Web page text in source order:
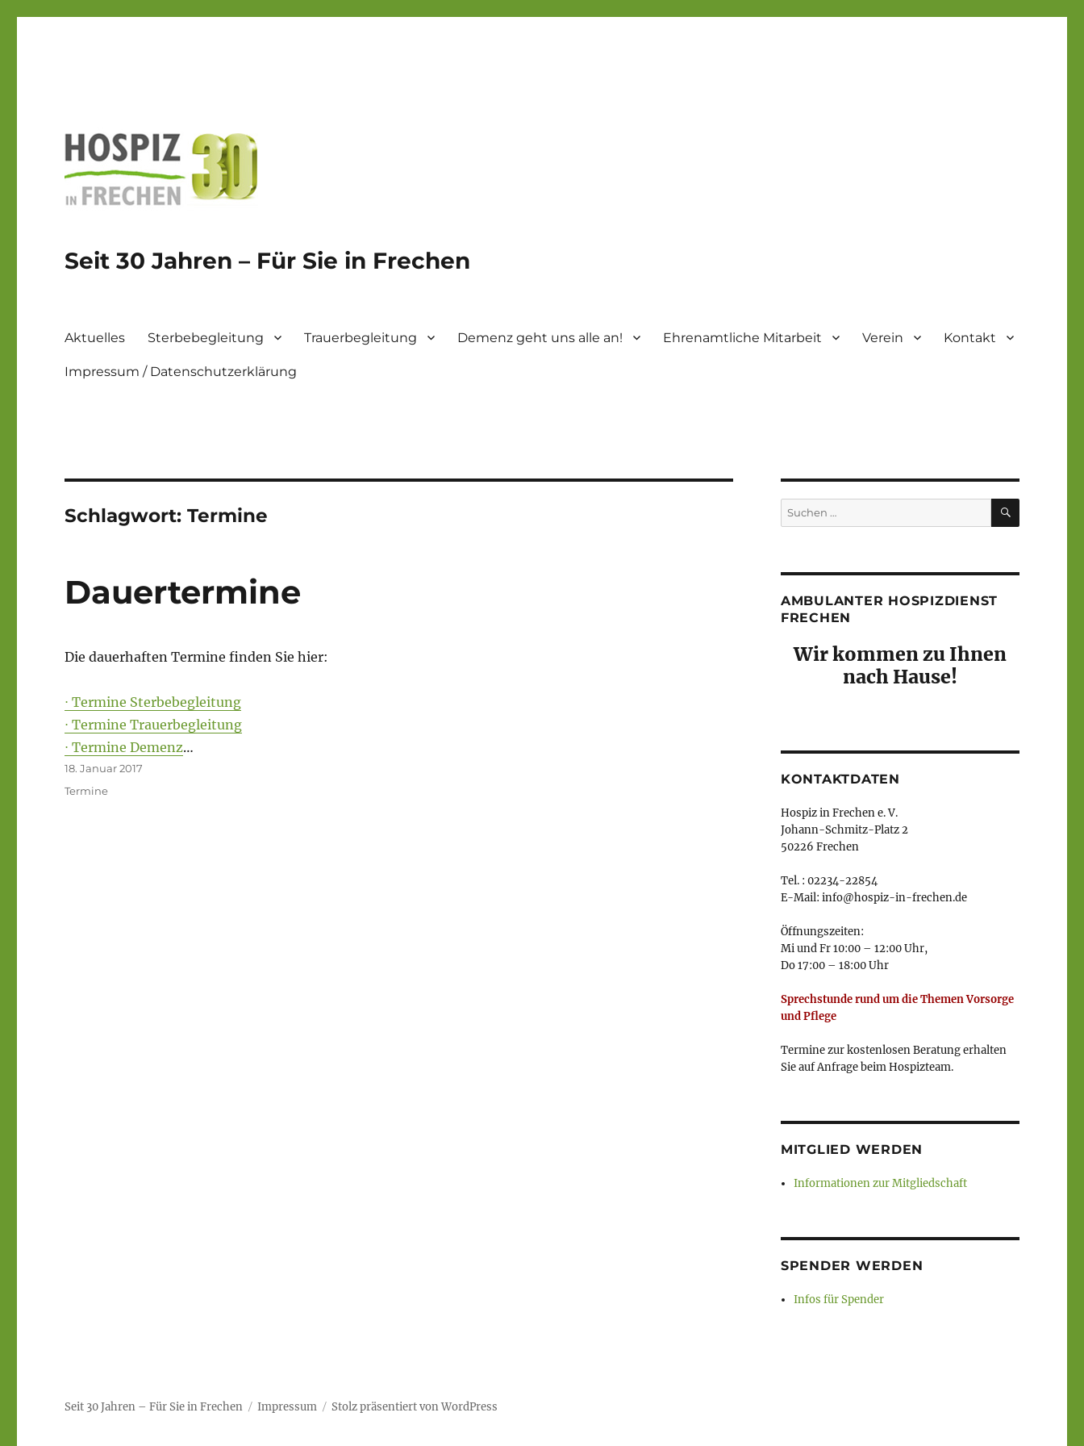
Seit 30 Jahren – Für Sie in Frechen
Aktuelles Sterbebegleitung Trauerbegleitung Demenz geht uns alle an! Ehrenamtliche Mitarbeit Verein Kontakt
Impressum / Datenschutzerklärung
Schlagwort:Termine
Dauertermine
Die dauerhaften Termine finden Sie hier:
⋅ Termine Sterbebegleitung
⋅ Termine Trauerbegleitung
⋅ Termine Demenz…
Veröffentlicht
18. Januar 2017
Schlagwörter
Termine
Suchen
nach:
SUCHEN
AMBULANTER HOSPIZDIENST
FRECHEN
Wir kommen zu Ihnen
nach Hause!
KONTAKTDATEN
Hospiz in Frechen e. V.
Johann-Schmitz-Platz 2
50226 Frechen
Tel. : 02234-22854
E-Mail: info@hospiz-in-frechen.de
Öffnungszeiten:
Mi und Fr 10:00 – 12:00 Uhr,
Do 17:00 – 18:00 Uhr
Sprechstunde rund um die Themen Vorsorge
und Pflege
Termine zur kostenlosen Beratung erhalten
Sie auf Anfrage beim Hospizteam.
MITGLIED WERDEN
Informationen zur Mitgliedschaft
SPENDER WERDEN
Infos für Spender
Seit 30 Jahren – Für Sie in Frechen Impressum Stolz präsentiert von WordPress